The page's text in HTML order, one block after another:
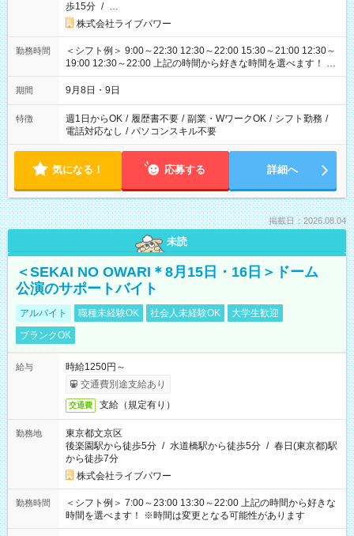
歩15分 / …
株式会社ライブパワー
勤務時間
＜シフト例＞ 9:00～22:30 12:30～22:00 15:30～21:00 12:30～
19:00 12:30～22:00 上記の時間から好きな時間を選べます！ ※
時間は変更となる可能性があります
期間 9月8日・9日
特徴 週1日からOK / 履歴書不要 / 副業・WワークOK / シフト勤務 /
電話対応なし / パソコンスキル不要
気になる！ 応募する 詳細へ
掲載日：2026.08.04
未読
＜SEKAI NO OWARI＊8月15日・16日＞ドーム
公演のサポートバイト
アルバイト 職種未経験OK 社会人未経験OK
大学生歓迎
ブランクOK
給与
時給1250円～
交通費別途支給あり
交通費 支給（規定有り）
勤務地
東京都文京区
後楽園駅から徒歩5分 / 水道橋駅から徒歩5分 / 春日(東京都)駅
から徒歩7分
株式会社ライブパワー
勤務時間
＜シフト例＞ 7:00～23:00 13:30～22:00 上記の時間から好きな
時間を選べます！ ※時間は変更となる可能性があります